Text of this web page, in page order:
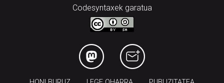
Codesyntaxek garatua